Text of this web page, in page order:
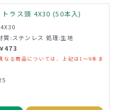
ラス頭 4X30 (50本入)
:ステンレス 処理:生地
473
る商品については、上記は1～9本ま